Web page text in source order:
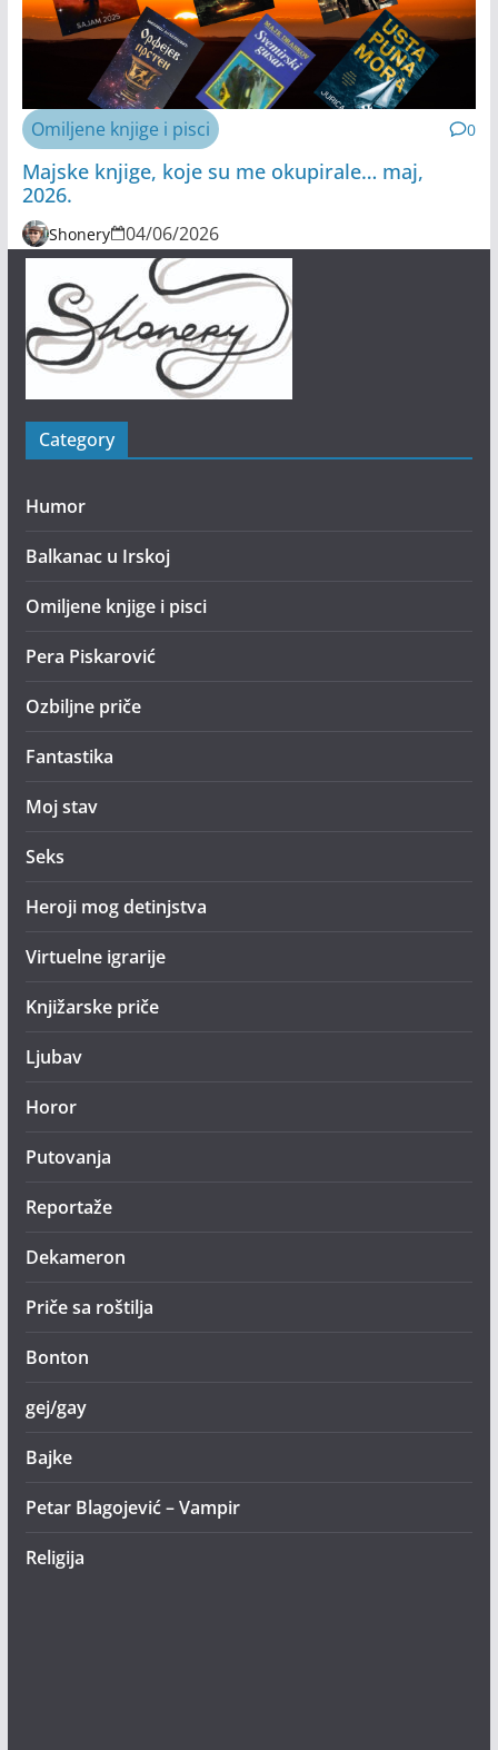
Omiljene knjige i pisci 0
Majske knjige, koje su me okupirale… maj,
2026.
Shonery 04/06/2026
Category
Humor
Balkanac u Irskoj
Omiljene knjige i pisci
Pera Piskarović
Ozbiljne priče
Fantastika
Moj stav
Seks
Heroji mog detinjstva
Virtuelne igrarije
Knjižarske priče
Ljubav
Horor
Putovanja
Reportaže
Dekameron
Priče sa roštilja
Bonton
gej/gay
Bajke
Petar Blagojević – Vampir
Religija